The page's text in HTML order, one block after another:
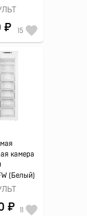
₽ 15
камера
(Белый)
₽ 11